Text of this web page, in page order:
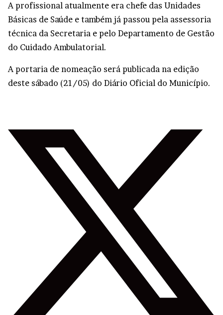
A profissional atualmente era chefe das Unidades
Básicas de Saúde e também já passou pela assessoria
técnica da Secretaria e pelo Departamento de Gestão
do Cuidado Ambulatorial.
A portaria de nomeação será publicada na edição
deste sábado (21/05) do Diário Oficial do Município.